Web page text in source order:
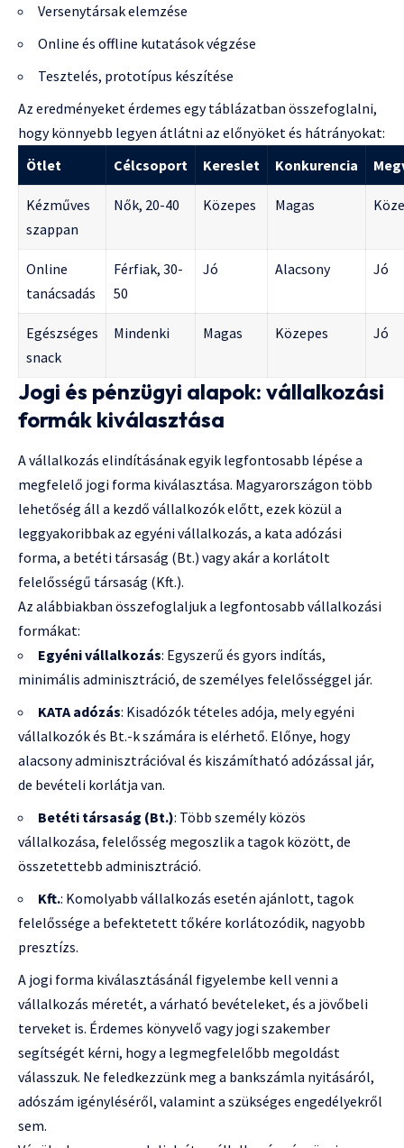
Versenytársak elemzése
Online és offline kutatások végzése
Tesztelés, prototípus készítése
Az eredményeket érdemes egy táblázatban összefoglalni,
hogy könnyebb legyen átlátni az előnyöket és hátrányokat:
Ötlet
Célcsoport Kereslet Konkurencia
Kézműves
szappan
Nők, 20-40 Közepes Magas
Online
tanácsadás
Férfiak, 30-
50
Jó Alacsony Jó
Egészséges
snack
Mindenki Magas Közepes Jó
Jogi és pénzügyi alapok: vállalkozási
formák kiválasztása
A vállalkozás elindításának egyik legfontosabb lépése a
megfelelő jogi forma kiválasztása. Magyarországon több
lehetőség áll a kezdő vállalkozók előtt, ezek közül a
leggyakoribbak az egyéni vállalkozás, a kata adózási
forma, a betéti társaság (Bt.) vagy akár a korlátolt
felelősségű társaság (Kft.).
Az alábbiakban összefoglaljuk a legfontosabb vállalkozási
formákat:
Egyéni vállalkozás: Egyszerű és gyors indítás,
minimális adminisztráció, de személyes felelősséggel jár.
KATA adózás: Kisadózók tételes adója, mely egyéni
vállalkozók és Bt.-k számára is elérhető. Előnye, hogy
alacsony adminisztrációval és kiszámítható adózással jár,
de bevételi korlátja van.
Betéti társaság (Bt.): Több személy közös
vállalkozása, felelősség megoszlik a tagok között, de
összetettebb adminisztráció.
Kft.: Komolyabb vállalkozás esetén ajánlott, tagok
felelőssége a befektetett tőkére korlátozódik, nagyobb
presztízs.
A jogi forma kiválasztásánál figyelembe kell venni a
vállalkozás méretét, a várható bevételeket, és a jövőbeli
terveket is. Érdemes könyvelő vagy jogi szakember
segítségét kérni, hogy a legmegfelelőbb megoldást
válasszuk. Ne feledkezzünk meg a bankszámla nyitásáról,
adószám igényléséről, valamint a szükséges engedélyekről
sem.